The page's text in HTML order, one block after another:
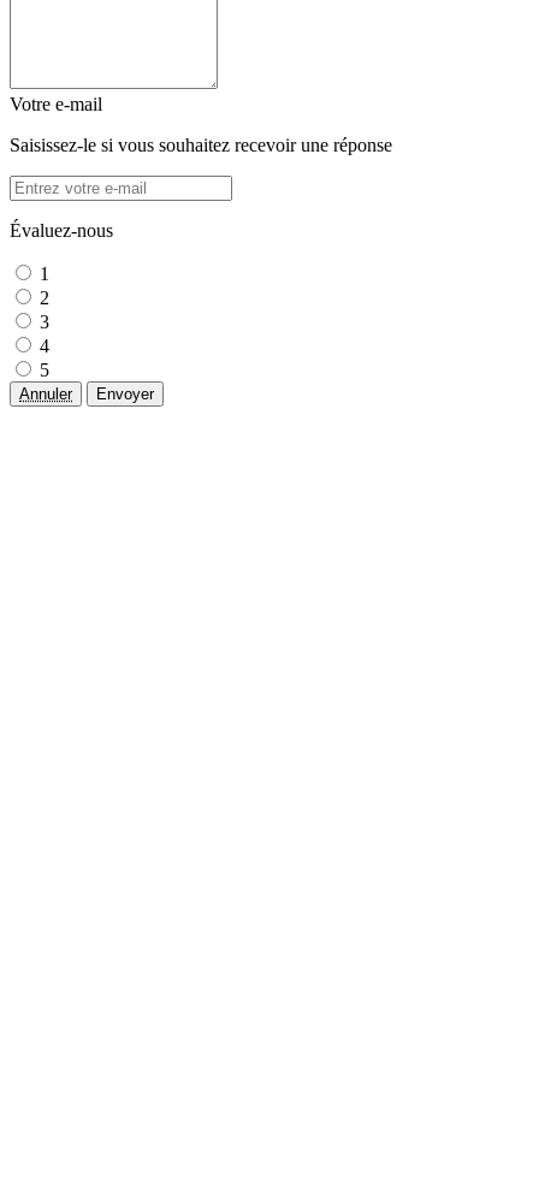
Votre e-mail
Saisissez-le si vous souhaitez recevoir une réponse
Évaluez-nous
1
2
3
4
5
Annuler Envoyer